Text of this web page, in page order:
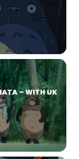
– WITH UK